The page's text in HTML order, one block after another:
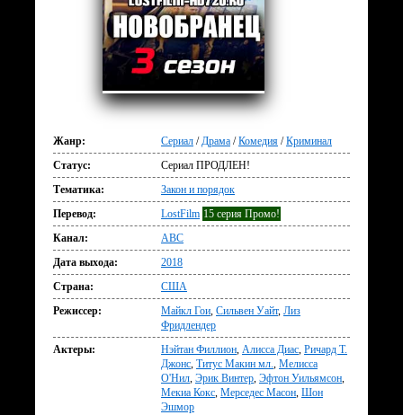
Жанр: Сериал /Драма /Комедия /Криминал
Статус:
Сериал ПРОДЛЕН!
Тематика:
Закон и порядок
Перевод:
LostFilm 15 серия Промо!
Канал:
ABC
Дата выхода:
2018
Страна:
США
Режиссер:
Майкл Гои, Сильвен Уайт, Лиз
Фридлендер
Актеры:
Нэйтан Филлион, Алисса Диас, Ричард Т.
Джонс, Титус Макин мл., Мелисса
О'Нил, Эрик Винтер, Эфтон Уильямсон,
Мекиа Кокс, Мерседес Масон, Шон
Эшмор